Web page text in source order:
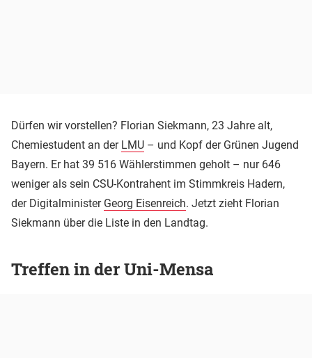
Dürfen wir vorstellen? Florian Siekmann, 23 Jahre alt,
Chemiestudent an der LMU – und Kopf der Grünen Jugend
Bayern. Er hat 39 516 Wählerstimmen geholt – nur 646
weniger als sein CSU-Kontrahent im Stimmkreis Hadern,
der Digitalminister Georg Eisenreich. Jetzt zieht Florian
Siekmann über die Liste in den Landtag.
Treffen in der Uni-Mensa